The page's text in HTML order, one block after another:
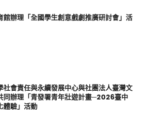
館辦理「全國學生創意戲劇推廣研討會」活
社會責任與永續發展中心與社團法人臺灣文
同辦理「青發署青年壯遊計畫─2026臺中
體驗」活動